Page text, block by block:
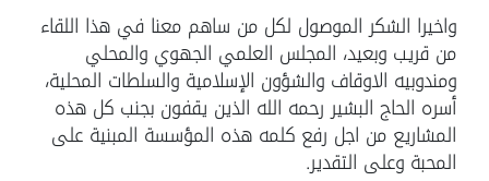
واخيرا الشكر الموصول لكل من ساهم معنا في هذا اللقاء
من قريب وبعيد، المجلس العلمي الجهوي والمحلي
ومندوبيه الاوقاف والشؤون الإسلامية والسلطات المحلية،
أسره الحاج البشير رحمه الله الذين يقفون بجنب كل هذه
المشاريع من اجل رفع كلمه هذه المؤسسة المبنية على
المحبة وعلى التقدير.